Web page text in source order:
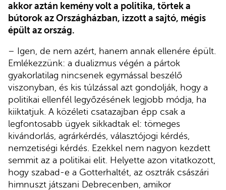
akkor aztán kemény volt a politika, törtek a
bútorok az Országházban, izzott a sajtó, mégis
épült az ország.
– Igen, de nem azért, hanem annak ellenére épült.
Emlékezzünk: a dualizmus végén a pártok
gyakorlatilag nincsenek egymással beszélő
viszonyban, és kis túlzással azt gondolják, hogy a
politikai ellenfél legyőzésének legjobb módja, ha
kiiktatjuk. A közéleti csatazajban épp csak a
legfontosabb ügyek sikkadtak el: tömeges
kivándorlás, agrárkérdés, választójogi kérdés,
nemzetiségi kérdés. Ezekkel nem nagyon kezdett
semmit az a politikai elit. Helyette azon vitatkozott,
hogy szabad-e a Gotterhaltét, az osztrák császári
himnuszt játszani Debrecenben, amikor